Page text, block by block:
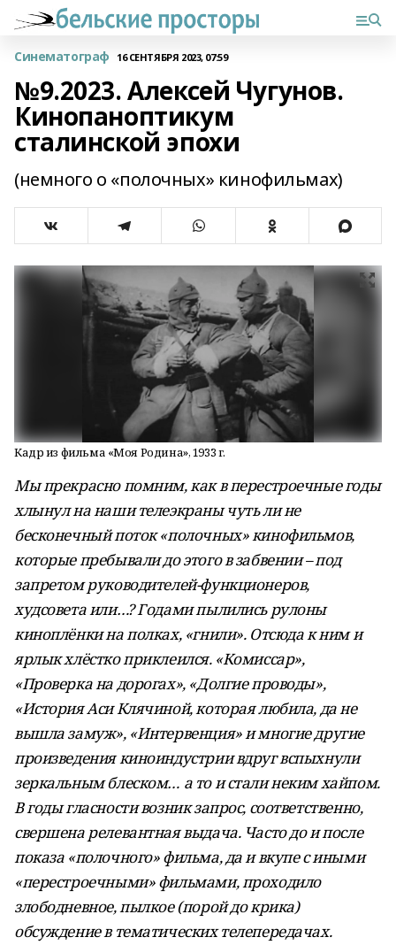
Синематограф 16 СЕНТЯБРЯ 2023, 07:59
№9.2023. Алексей Чугунов.
Кинопаноптикум
сталинской эпохи
(немного о «полочных» кинофильмах)
Кадр из фильма «Моя Родина», 1933 г.
Мы прекрасно помним, как в перестроечные годы
хлынул на наши телеэкраны чуть ли не
бесконечный поток «полочных» кинофильмов,
которые пребывали до этого в забвении – под
запретом руководителей-функционеров,
худсовета или…? Годами пылились рулоны
киноплёнки на полках, «гнили». Отсюда к ним и
ярлык хлёстко приклеился. «Комиссар»,
«Проверка на дорогах», «Долгие проводы»,
«История Аси Клячиной, которая любила, да не
вышла замуж», «Интервенция» и многие другие
произведения киноиндустрии вдруг вспыхнули
зеркальным блеском… а то и стали неким хайпом.
В годы гласности возник запрос, соответственно,
свершена релевантная выдача. Часто до и после
показа «полочного» фильма, да и вкупе с иными
«перестроечными» фильмами, проходило
злободневное, пылкое (порой до крика)
обсуждение в тематических телепередачах.